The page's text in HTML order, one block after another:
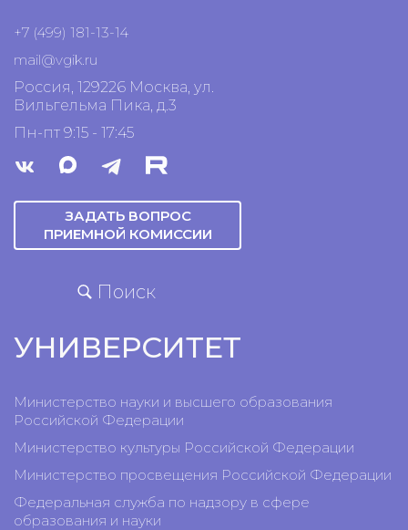
+7 (499) 181-13-14
mail@vgik.ru
Россия, 129226 Москва, ул.
Вильгельма Пика, д.3
Пн-пт 9:15 - 17:45
ЗАДАТЬ ВОПРОС
ПРИЕМНОЙ КОМИССИИ
Поиск
УНИВЕРСИТЕТ
Министерство науки и высшего образования
Российской Федерации
Министерство культуры Российской Федерации
Министерство просвещения Российской Федерации
Федеральная служба по надзору в сфере
образования и науки